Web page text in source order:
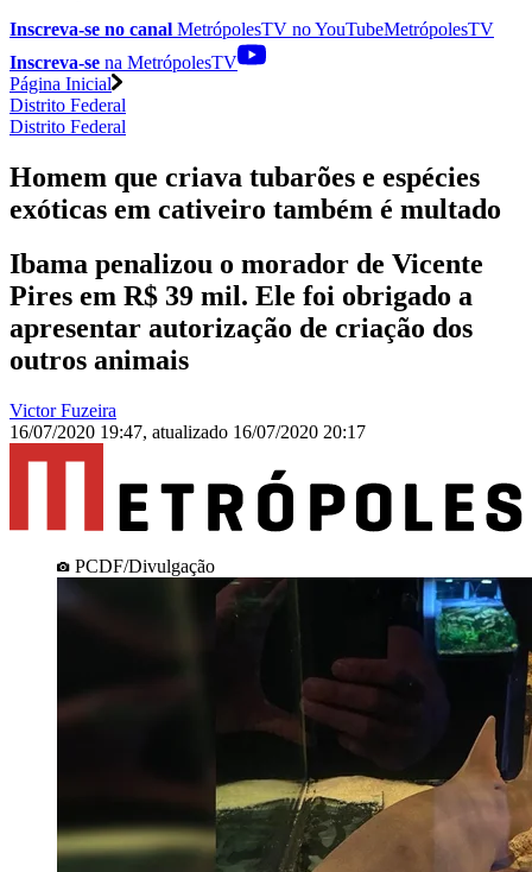
Inscreva-se no canal MetrópolesTV noYouTubeMetrópolesTV
Inscreva-se na MetrópolesTV
Página Inicial
Distrito Federal
Distrito Federal
Homem que criava tubarões e espécies
exóticas em cativeiro também é multado
Ibama penalizou o morador de Vicente
Pires em R$ 39 mil. Ele foi obrigado a
apresentar autorização de criação dos
outros animais
Victor Fuzeira
16/07/2020 19:47, atualizado 16/07/2020 20:17
PCDF/Divulgação